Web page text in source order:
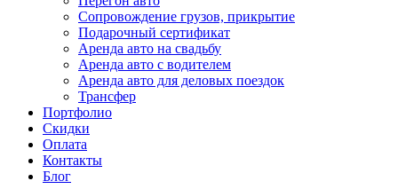
Сопровождение грузов, прикрытие
Подарочный сертификат
Аренда авто на свадьбу
Аренда авто с водителем
Аренда авто для деловых поездок
Трансфер
Портфолио
Скидки
Оплата
Контакты
Блог